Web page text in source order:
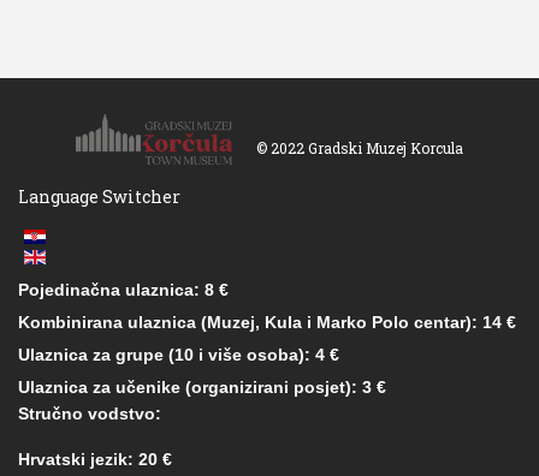
© 2022 Gradski Muzej Korcula
Language Switcher
Pojedinačna ulaznica: 8 €
Kombinirana ulaznica (Muzej, Kula i Marko Polo centar): 14 €
Ulaznica za grupe (10 i više osoba): 4 €
Ulaznica za učenike (organizirani posjet): 3 €
Stručno vodstvo:
Hrvatski jezik: 20 €